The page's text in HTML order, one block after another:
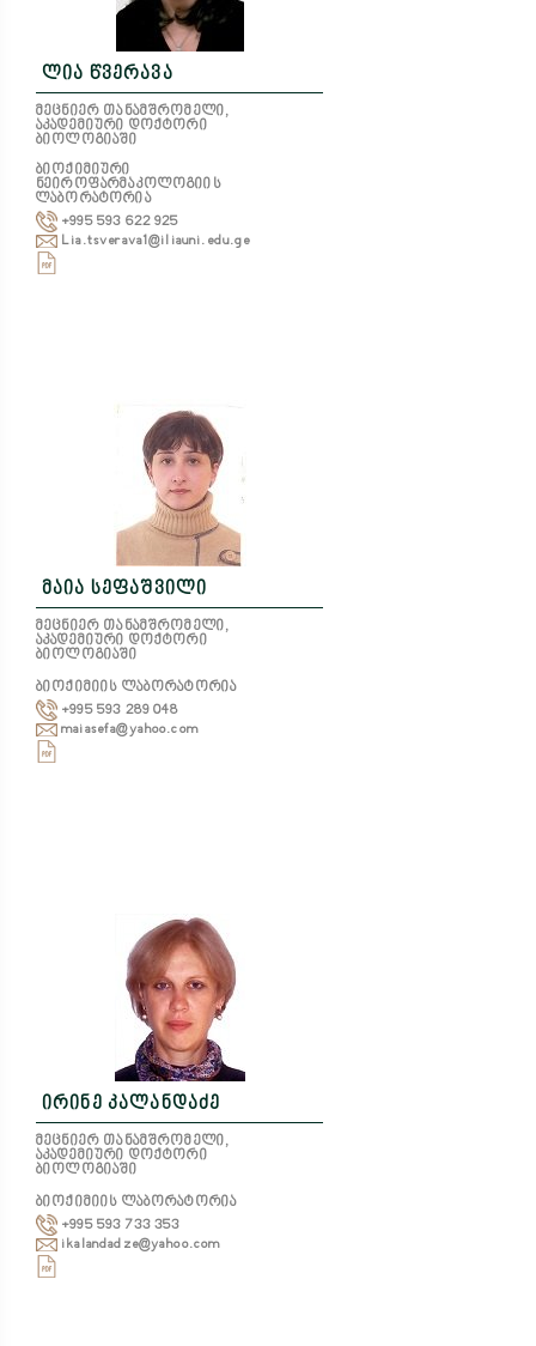
ლია წვერავა
მეცნიერ თანამშრომელი,
აკადემიური დოქტორი
ბიოლოგიაში
ბიოქიმიური
ნეიროფარმაკოლოგიის
ლაბორატორია
+995 593 622 925
Lia.tsverava1@iliauni.edu.ge
მაია სეფაშვილი
მეცნიერ თანამშრომელი,
აკადემიური დოქტორი
ბიოლოგიაში
ბიოქიმიის ლაბორატორია
+995 593 289 048
maiasefa@yahoo.com
ირინე კალანდაძე
მეცნიერ თანამშრომელი,
აკადემიური დოქტორი
ბიოლოგიაში
ბიოქიმიის ლაბორატორია
+995 593 733 353
ikalandadze@yahoo.com